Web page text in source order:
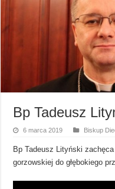
Bp Tadeusz
6 marca 2019 Biskup
Bp Tadeusz Lityński
gorzowskiej do głębokiego